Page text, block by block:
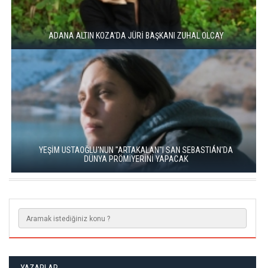
ADANA ALTIN KOZA'DA JÜRİ BAŞKANI ZUHAL OLCAY
YEŞİM USTAOĞLU'NUN "ARTAKALAN"I SAN SEBASTIÁN'DA
DÜNYA PRÖMİYERİNİ YAPACAK